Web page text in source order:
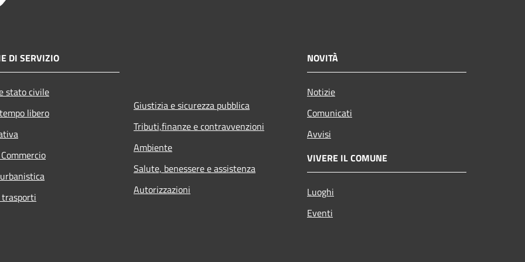
DI SERVIZIO
stato civile
libero
Giustizia e sicurezza pubblica
Tributi,finanze e contravvenzioni
Ambiente
Salute, benessere e assistenza
Autorizzazioni
NOVITÀ
Notizie
Comunicati
Avvisi
VIVERE IL COMUNE
Luoghi
Eventi